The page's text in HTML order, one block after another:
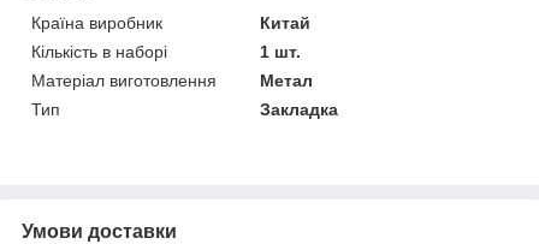
Країна виробник
Китай
Кількість в наборі
1 шт.
Матеріал виготовлення
Метал
Тип
Закладка
Умови доставки